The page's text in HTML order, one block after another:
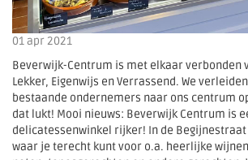
01 apr 2021
Beverwijk-Centrum is met elkaar verbonden
Lekker, Eigenwijs en Verrassend. We
bestaande ondernemers naar ons centrum
dat lukt! Mooi nieuws: Beverwijk Centrum is
delicatessenwinkel rijker! In de Begijnestraat
waar je terecht kunt voor o.a. heerlijke